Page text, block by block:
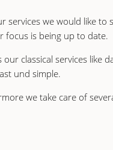
services we would like
focus is being up to date.
our classical services
und simple.
we take care of